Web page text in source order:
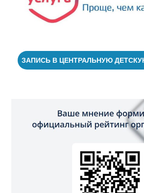
ЗАПИСЬ В ЦЕНТРАЛЬНУЮ